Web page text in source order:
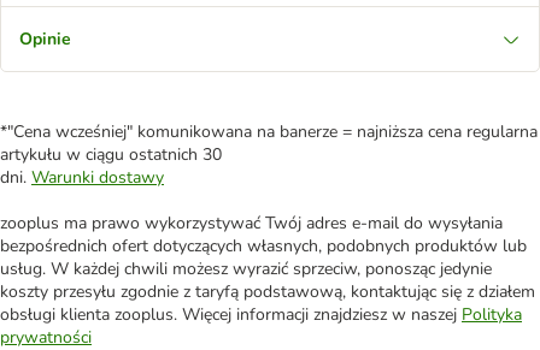
Opinie
*"Cena wcześniej" komunikowana na banerze = najniższa cena regularna
artykułu w ciągu ostatnich 30
dni. Warunki dostawy
zooplus ma prawo wykorzystywać Twój adres e-mail do wysyłania
bezpośrednich ofert dotyczących własnych, podobnych produktów lub
usług. W każdej chwili możesz wyrazić sprzeciw, ponosząc jedynie
koszty przesyłu zgodnie z taryfą podstawową, kontaktując się z działem
obsługi klienta zooplus. Więcej informacji znajdziesz w naszej Polityka
prywatności